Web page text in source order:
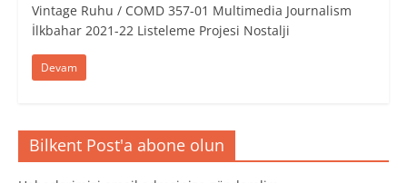
Vintage Ruhu / COMD 357-01 Multimedia Journalism
İlkbahar 2021-22 Listeleme Projesi Nostalji
Devam
Bilkent Post'a abone olun